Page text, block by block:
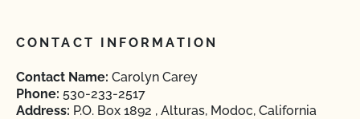
CONTACT INFORMATION
Contact Name: Carolyn Carey
Phone: 530-233-2517
Address: P.O. Box 1892 , Alturas, Modoc, California